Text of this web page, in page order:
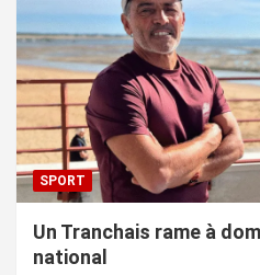
SPORT
Un Tranchais rame à
national